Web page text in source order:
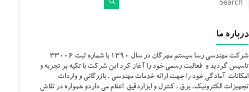
درباره ما
شرکت مهندسی رسا سیستم مهرگان در سال ۱۳۹۰ با شماره ثبت ۳۳۰۰۶
تاسیس گردید و فعالیت رسمی خود را آغاز کرد این شرکت با تکیه بر تجربه و
امکانات آمادگی خود را جهت ارائه خدمات مهندسی ، بازرگانی و واردات
تجهیزات الکترونیک، برق ، کنترل و ابزاردقیق اعلام می داردو همواره در تلاش